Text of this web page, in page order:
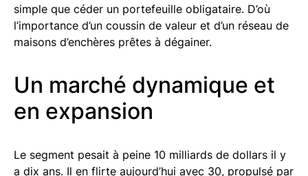
simple que céder un portefeuille obligataire. D’où
l’importance d’un coussin de valeur et d’un réseau de
maisons d’enchères prêtes à dégainer.
Un marché dynamique et
en expansion
Le segment pesait à peine 10 milliards de dollars il y
a dix ans. Il en flirte aujourd’hui avec 30, propulsé par